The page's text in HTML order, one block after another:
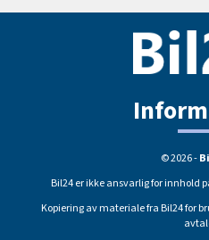
© 2026 -
Bil24 er ikke ansvarlig for innhold
Kopiering av materiale fra Bil24 for